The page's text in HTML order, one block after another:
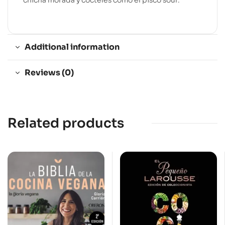
Additional information
Reviews (0)
Related products